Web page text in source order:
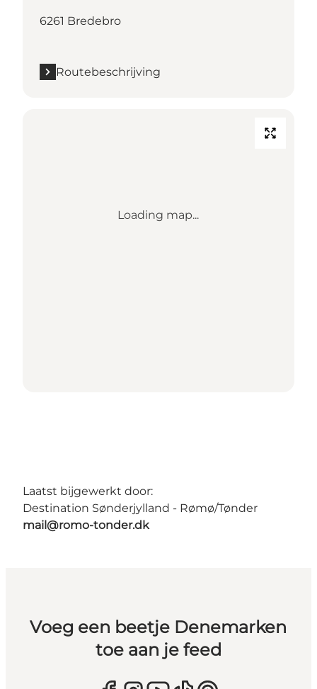
6261 Bredebro
Routebeschrijving
Loading map...
Laatst bijgewerkt door:
Destination Sønderjylland - Rømø/Tønder
mail@romo-tonder.dk
Voeg een beetje Denemarken
toe aan je feed